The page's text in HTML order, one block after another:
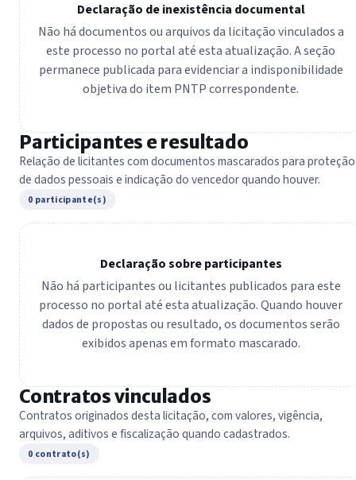
Declaração de inexistência documental
Não há documentos ou arquivos da licitação vinculados a
este processo no portal até esta atualização. A seção
permanece publicada para evidenciar a indisponibilidade
objetiva do item PNTP correspondente.
Participantes e resultado
Relação de licitantes com documentos mascarados para proteção
de dados pessoais e indicação do vencedor quando houver.
0 participante(s)
Declaração sobre participantes
Não há participantes ou licitantes publicados para este
processo no portal até esta atualização. Quando houver
dados de propostas ou resultado, os documentos serão
exibidos apenas em formato mascarado.
Contratos vinculados
Contratos originados desta licitação, com valores, vigência,
arquivos, aditivos e fiscalização quando cadastrados.
0 contrato(s)